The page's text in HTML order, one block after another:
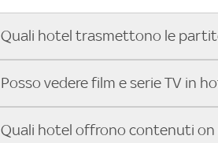
Quali hotel trasmettono le
Se cerchi un hotel dove poter
che trasmette gli eventi sportivi.
Posso vedere film e serie TV in
Sì, gli hotel che hanno Sky in
Quali hotel offrono contenuti on